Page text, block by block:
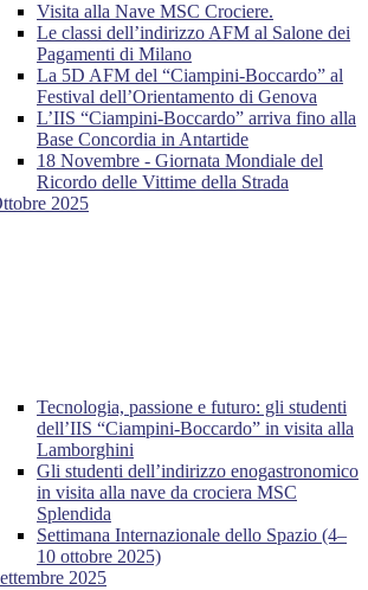
Visita alla Nave MSC Crociere.
Le classi dell’indirizzo AFM al Salone dei
Pagamenti di Milano
La 5D AFM del “Ciampini-Boccardo” al
Festival dell’Orientamento di Genova
L’IIS “Ciampini-Boccardo” arriva fino alla
Base Concordia in Antartide
18 Novembre - Giornata Mondiale del
Ricordo delle Vittime della Strada
2025
Tecnologia, passione e futuro: gli studenti
dell’IIS “Ciampini-Boccardo” in visita alla
Lamborghini
Gli studenti dell’indirizzo enogastronomico
in visita alla nave da crociera MSC
Splendida
Settimana Internazionale dello Spazio (4–
10 ottobre 2025)
2025